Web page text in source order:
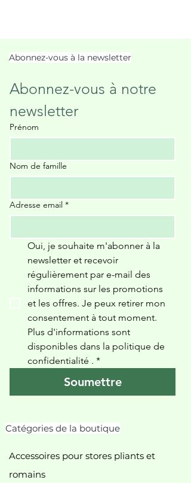
Abonnez-vous à la newsletter
Abonnez-vous à notre
newsletter
Prénom
Nom de famille
Adresse email *
Oui, je souhaite m'abonner à la
newsletter et recevoir
régulièrement par e-mail des
informations sur les promotions
et les offres. Je peux retirer mon
consentement à tout moment.
Plus d'informations sont
disponibles dans la politique de
confidentialité . *
Soumettre
Catégories de la boutique
Accessoires pour stores pliants et
romains